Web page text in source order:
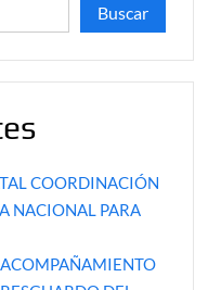
Buscar
COORDINACIÓN
NACIONAL PARA